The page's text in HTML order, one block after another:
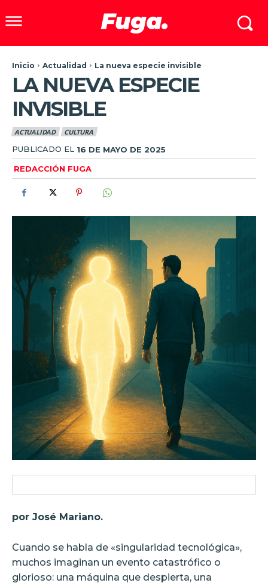
Inicio Actualidad La nueva especie invisible
LA NUEVA ESPECIE
INVISIBLE
ACTUALIDAD CULTURA
PUBLICADO EL 16 DE MAYO DE 2025
REDACCIÓN FUGA
por José Mariano.
Cuando se habla de «singularidad tecnológica»,
muchos imaginan un evento catastrófico o
glorioso: una máquina que despierta, una